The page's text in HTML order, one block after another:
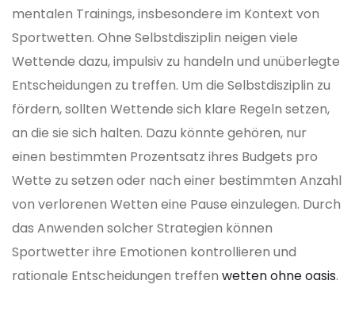
mentalen Trainings, insbesondere im Kontext von
Sportwetten. Ohne Selbstdisziplin neigen viele
Wettende dazu, impulsiv zu handeln und unüberlegte
Entscheidungen zu treffen. Um die Selbstdisziplin zu
fördern, sollten Wettende sich klare Regeln setzen,
an die sie sich halten. Dazu könnte gehören, nur
einen bestimmten Prozentsatz ihres Budgets pro
Wette zu setzen oder nach einer bestimmten Anzahl
von verlorenen Wetten eine Pause einzulegen. Durch
das Anwenden solcher Strategien können
Sportwetter ihre Emotionen kontrollieren und
rationale Entscheidungen treffen wetten ohne oasis.